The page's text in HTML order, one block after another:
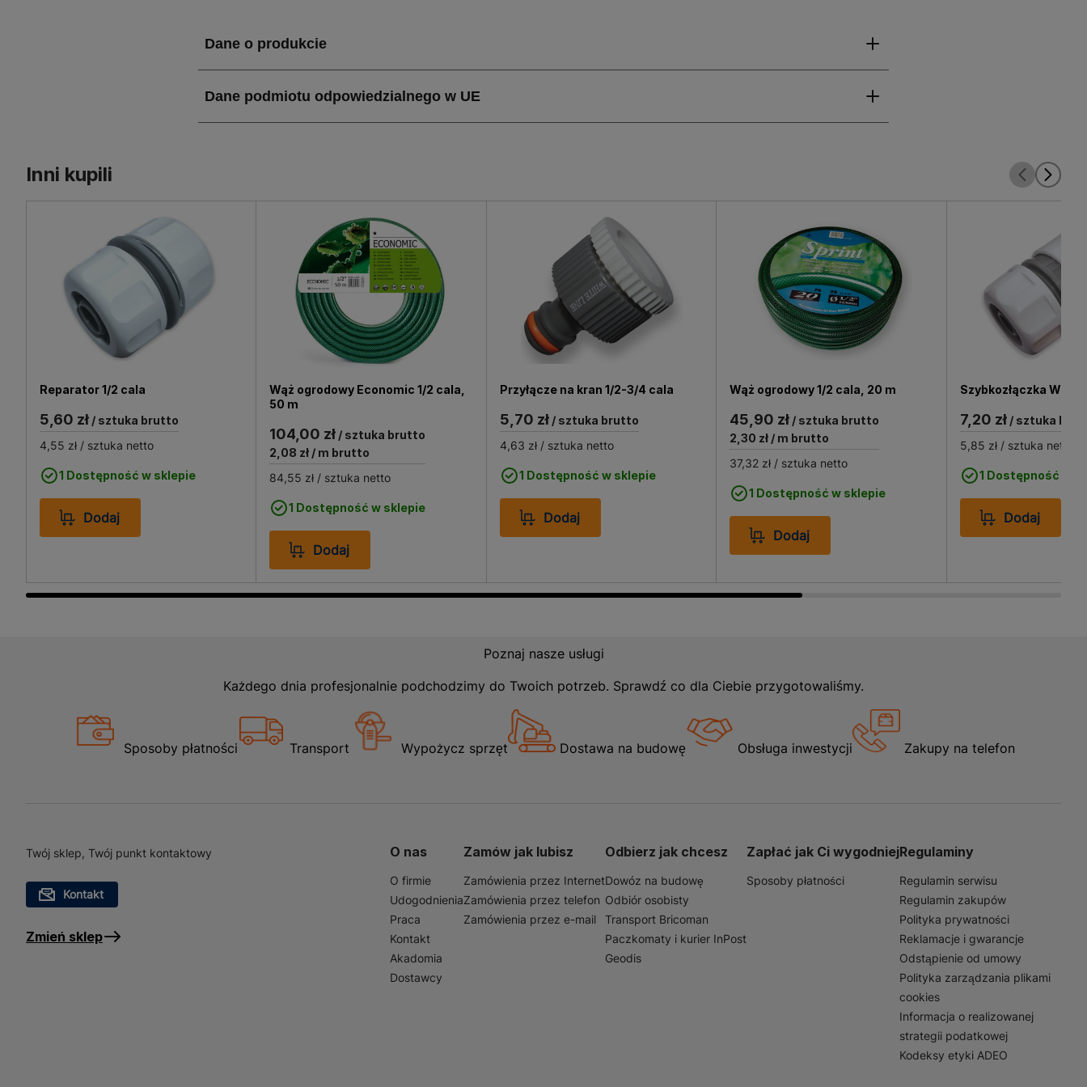
łatwy do przechowywania. Zestaw ten należy do kategorii pistoletów zraszających, złączek i akcesoriów, co
czyni go wszechstronnym narzędziem w każdym ogrodzie.
Jakie właściwości i zalety ma Zestaw ze zraszaczem prostym 1/2 cala?
umożliwia precyzyjne podlewanie, co jest kluczowe dla zdrowego wzrostu roślin. Dodatkowo, jego prosty
design ułatwia czyszczenie i konserwację, co jest dużym plusem dla osób ceniących sobie łatwość
użytkowania.
Zastosowanie Zestawu ze zraszaczem prostym 1/2 cala
Zestaw ze zraszaczem prostym 1/2 cala jest idealny do różnorodnych zastosowań w ogrodzie. Doskonale
wszechstronności, może być używany zarówno w małych przydomowych ogródkach, jak i na większych
działkach. Jego prostota i efektywność sprawiają, że jest to niezastąpione narzędzie dla każdego ogrodnika,
niezależnie od poziomu doświadczenia. Zestaw ten nie tylko ułatwia codzienne prace ogrodowe, ale także
przyczynia się do oszczędności wody, co jest istotne dla zrównoważonego ogrodnictwa.
Inni kupili
Reparator 1/2 cala
5,60 zł / sztuka brutto
4,55 zł / sztuka netto
1 Dostępność w sklepie
Dodaj
Wąż ogrodowy Economic 1/2 cala,
50 m
104,00 zł / sztuka brutto
2,08 zł / m brutto
84,55 zł / sztuka netto
1 Dostępność w sklepie
Dodaj
Przyłącze na kran 1/2-3/4 cala
5,70 zł/ sztuka brutto
4,63 zł/ sztuka netto
1 Dostępność w sklepie
Dodaj
Wąż ogrodowy 1/2 cala, 20 m
45,90 zł / sztuka brutto
2,30 zł / m brutto
37,32 zł / sztuka netto
1 Dostępność w sklepie
Dodaj
Szybkozłączka White
7,20 zł/ sztuka
5,85 zł/ sztuka netto
1 Dostępność w
Dodaj
Poznaj nasze usługi
Każdego dnia profesjonalnie podchodzimy do Twoich potrzeb. Sprawdź co dla Ciebie przygotowaliśmy.
Sposoby płatności Transport Wypożycz sprzęt Dostawa na budowę Obsługa inwestycji Zakupy na telefon
Twój sklep, Twój punkt kontaktowy
Kontakt
Zmień sklep
O nas
O firmie
Udogodnienia
Praca
Kontakt
Akadomia
Dostawcy
Zamów jak lubisz
Zamówienia przez Internet
Zamówienia przez telefon
Zamówienia przez e-mail
Odbierz jak chcesz
Dowóz na budowę
Odbiór osobisty
Transport Bricoman
Paczkomaty i kurier InPost
Geodis
Zapłać jak Ci wygodniej
Sposoby płatności
Regulaminy
Regulamin serwisu
Regulamin zakupów
Polityka prywatności
Reklamacje i gwarancje
Odstąpienie od umowy
Polityka zarządzania plikami
cookies
Informacja o realizowanej
strategii podatkowej
Kodeksy etyki ADEO